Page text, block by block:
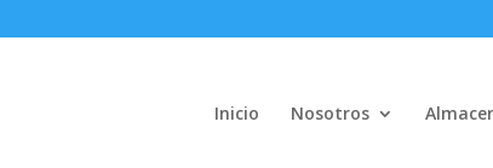
Inicio Nosotros